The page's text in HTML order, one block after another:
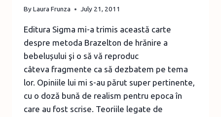
ByLaura Frunza July 21, 2011
Editura Sigma mi-a trimis această carte
despre metoda Brazelton de hrănire a
bebelușului şi o să vă reproduc
câteva fragmente ca să dezbatem pe tema
lor. Opiniile lui mi s-au părut super pertinente,
cu o doză bună de realism pentru epoca în
care au fost scrise. Teoriile legate de